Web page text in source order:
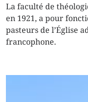
La faculté de
en 1921, a pour
pasteurs de l’Église
francophone.